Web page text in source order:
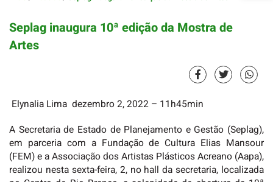
Seplag inaugura 10ª edição da Mostra de
Artes
Elynalia Lima dezembro 2, 2022 – 11h45min
A Secretaria de Estado de Planejamento e Gestão (Seplag),
em parceria com a Fundação de Cultura Elias Mansour
(FEM) e a Associação dos Artistas Plásticos Acreano (Aapa),
realizou nesta sexta-feira, 2, no hall da secretaria, localizada